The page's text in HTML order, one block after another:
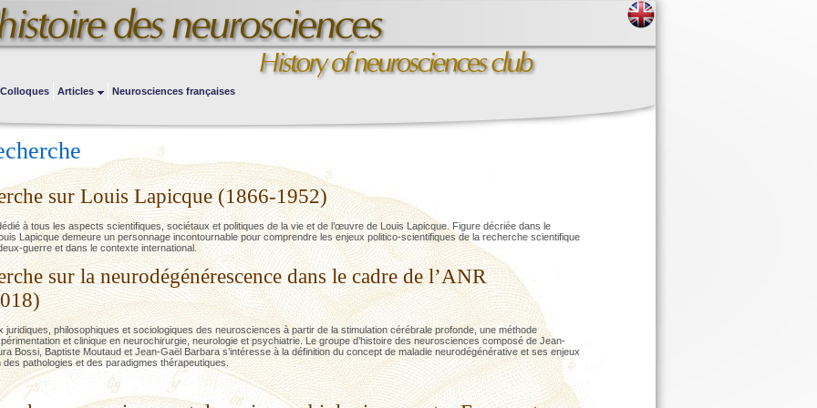
Colloques Articles Neurosciences françaises
sur Louis Lapicque (1866-1952)
à tous les aspects scientifiques, sociétaux et politiques de la vie et de l’œuvre de Louis Lapicque. Figure décriée dans le
Lapicque demeure un personnage incontournable pour comprendre les enjeux politico-scientifiques de la recherche scientifique
guerre et dans le contexte international.
sur la neurodégénérescence dans le cadre de l’ANR
juridiques, philosophiques et sociologiques des neurosciences à partir de la stimulation cérébrale profonde, une méthode
et clinique en neurochirurgie, neurologie et psychiatrie. Le groupe d’histoire des neurosciences composé de Jean-
Bossi, Baptiste Moutaud et Jean-Gaël Barbara s’intéresse à la définition du concept de maladie neurodégénérative et ses enjeux
pathologies et des paradigmes thérapeutiques.